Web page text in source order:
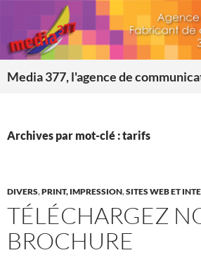
contenu
Archives par mot-clé : tarifs
DIVERS,PRINT, IMPRESSION,SITES WEB ET
TÉLÉCHARGEZ
BROCHURE